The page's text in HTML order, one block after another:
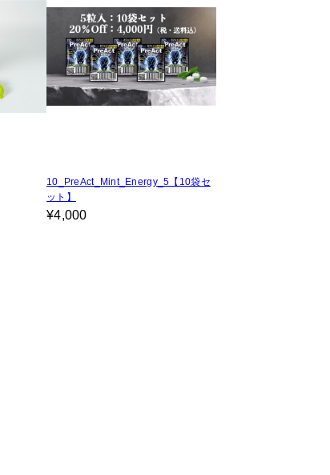
10_PreAct_Mint_Energy_5【10袋セ
ット】
¥4,000